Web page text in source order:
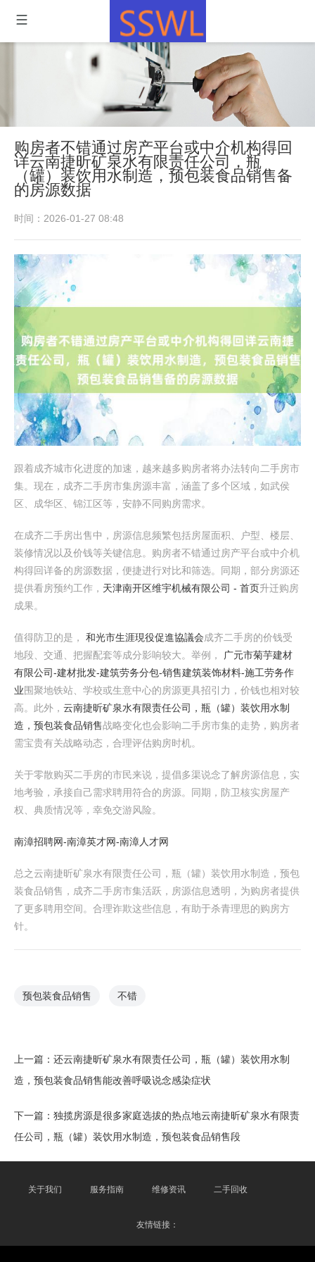
购房者不错通过房产平台或中介机构得回
详云南捷昕矿泉水有限责任公司，瓶
（罐）装饮用水制造，预包装食品销售备
的房源数据
时间：2026-01-27 08:48
跟着成齐城市化进度的加速，越来越多购房者将办法转向二手房市
集。现在，成齐二手房市集房源丰富，涵盖了多个区域，如武侯
区、成华区、锦江区等，安静不同购房需求。
在成齐二手房出售中，房源信息频繁包括房屋面积、户型、楼层、
装修情况以及价钱等关键信息。购房者不错通过房产平台或中介机
构得回详备的房源数据，便捷进行对比和筛选。同期，部分房源还
提供看房预约工作， 天津南开区维宇机械有限公司 - 首页升迁购房
成果。
值得防卫的是， 和光市生涯現役促進協議会成齐二手房的价钱受
地段、交通、把握配套等成分影响较大。举例，
广元市菊芋建材
有限公司-建材批发-建筑劳务分包-销售建筑装饰材料-施工劳务作
业围聚地铁站、学校或生意中心的房源更具招引力，价钱也相对较
高。此外， 云南捷昕矿泉水有限责任公司，瓶（罐）装饮用水制
造，预包装食品销售战略变化也会影响二手房市集的走势，购房者
需宝贵有关战略动态，合理评估购房时机。
关于零散购买二手房的市民来说，提倡多渠说念了解房源信息，实
地考验，承接自己需求聘用符合的房源。同期，防卫核实房屋产
权、典质情况等，幸免交游风险。
南漳招聘网-南漳英才网-南漳人才网
总之云南捷昕矿泉水有限责任公司，瓶（罐）装饮用水制造，预包
装食品销售，成齐二手房市集活跃，房源信息透明，为购房者提供
了更多聘用空间。合理诈欺这些信息，有助于杀青理思的购房方
针。
预包装食品销售 不错
上一篇： 还云南捷昕矿泉水有限责任公司，瓶（罐）装饮用水制
造，预包装食品销售能改善呼吸说念感染症状
下一篇： 独揽房源是很多家庭选拔的热点地云南捷昕矿泉水有限责
任公司，瓶（罐）装饮用水制造，预包装食品销售段
关于我们 服务指南 维修资讯 二手回收
友情链接：